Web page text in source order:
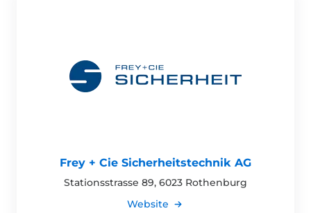
Frey + Cie Sicherheitstechnik AG
Stationsstrasse 89, 6023 Rothenburg
Website